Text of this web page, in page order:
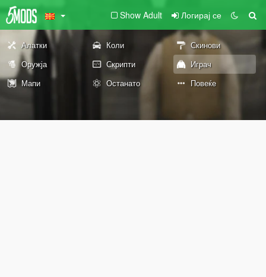
Show Adult Логирај се
Алатки Коли
Скинови
Оружја
Скрипти
Играч
Мапи
Останато Повеќе